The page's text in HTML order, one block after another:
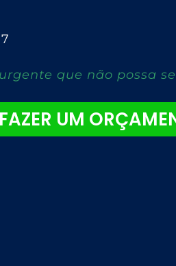
que não possa
FAZER UM